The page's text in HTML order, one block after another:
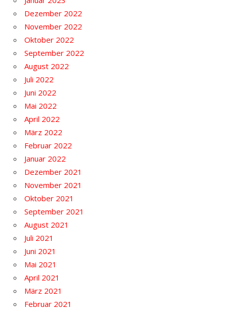
Dezember 2022
November 2022
Oktober 2022
September 2022
August 2022
Juli 2022
Juni 2022
Mai 2022
April 2022
März 2022
Februar 2022
Januar 2022
Dezember 2021
November 2021
Oktober 2021
September 2021
August 2021
Juli 2021
Juni 2021
Mai 2021
April 2021
März 2021
Februar 2021